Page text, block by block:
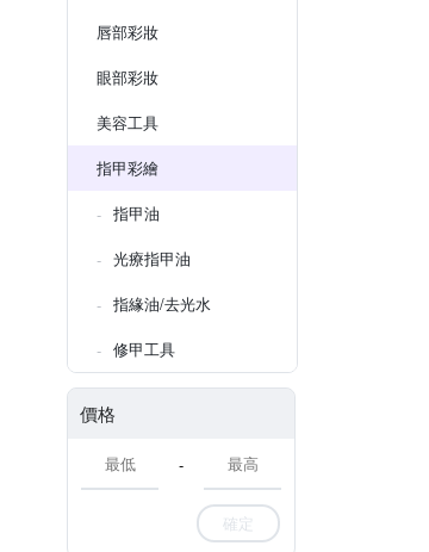
唇部彩妝
眼部彩妝
美容工具
指甲彩繪
指甲油
光療指甲油
指緣油/去光水
修甲工具
價格
-
確定